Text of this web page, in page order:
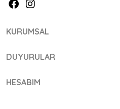
KURUMSAL
DUYURULAR
HESABIM